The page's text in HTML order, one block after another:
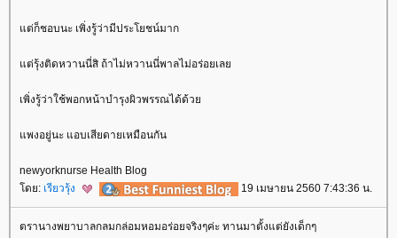
ต่ก็ชอบนะ เพิ่งรู้ว่ามีประโยชน์มาก
ต่รุ้งติดหวานนี่สิ ถ้าไม่หวานนี่พาลไม่อร่อยเล
เพิ่งรู้ว่าใช้พอกหน้าบำรุงผิวพรรณได้ด้ว
พงอยู่นะ แอบเสียดายเหมือนกัน
newyorknurse Health Blog
ดย: เรียวรุ้ง 19 เมษายน 2560 7:43:36 น.
ตรานางพยาบาลกลมกล่อมหอมอร่อยจริงๆค่ะ ทานมาตั้งแต่ยังเด็กๆ